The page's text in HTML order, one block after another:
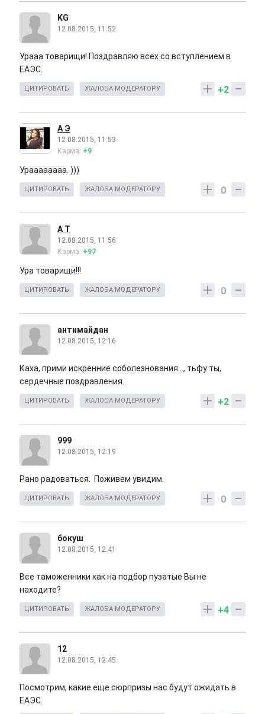
KG
12.08.2015, 11:52
Урааа товарищи! Поздравляю всех со вступлением в
ЕАЭС.
+2
ЦИТИРОВАТЬ ЖАЛОБА МОДЕРАТОРУ
А Э
12.08.2015, 11:53
Карма: +9
Ураааааааа. )))
0
ЦИТИРОВАТЬ ЖАЛОБА МОДЕРАТОРУ
А Т
12.08.2015, 11:56
Карма: +97
Ура товарищи!!!
0
ЦИТИРОВАТЬ ЖАЛОБА МОДЕРАТОРУ
антимайдан
12.08.2015, 12:16
Каха, прими искренние соболезнования..., тьфу ты,
сердечные поздравления.
+2
ЦИТИРОВАТЬ ЖАЛОБА МОДЕРАТОРУ
999
12.08.2015, 12:19
Рано радоваться. Поживем увидим.
0
ЦИТИРОВАТЬ ЖАЛОБА МОДЕРАТОРУ
бокуш
12.08.2015, 12:41
Все таможенники как на подбор пузатые Вы не
находите?
+4
ЦИТИРОВАТЬ ЖАЛОБА МОДЕРАТОРУ
12
12.08.2015, 12:45
Посмотрим, какие еще сюрпризы нас будут ожидать в
ЕАЭС.